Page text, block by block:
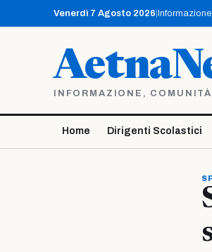
contenuto
Venerdì 7 Agosto 2026
INFORMAZIONE,
Home Dirigenti Scolastici